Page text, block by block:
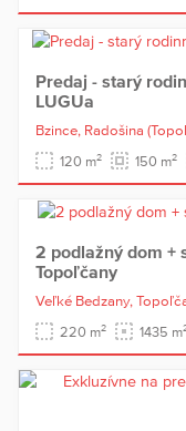
Predaj - starý
LUGUa
Bzince, Radošina
120 m2 150 m2
2 podlažný dom +
Topoľčany
Veľké Bedzany,
220 m2 1435 m